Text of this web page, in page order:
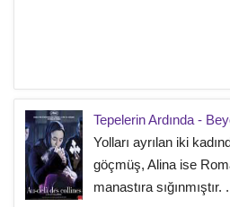
Tepelerin Ardında -
Yolları ayrılan iki
göçmüş, Alina ise
manastıra sığınmıştır.